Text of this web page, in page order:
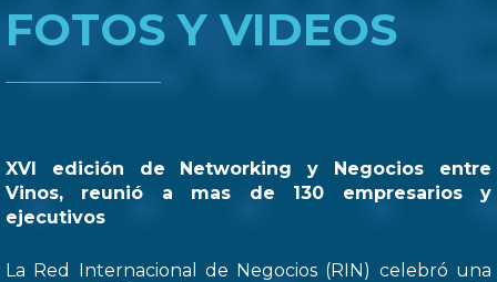
FOTOS Y VIDEOS
XVI edición de Networking y Negocios entre
Vinos, reunió a mas de 130 empresarios y
ejecutivos
La Red Internacional de Negocios (RIN) celebró una